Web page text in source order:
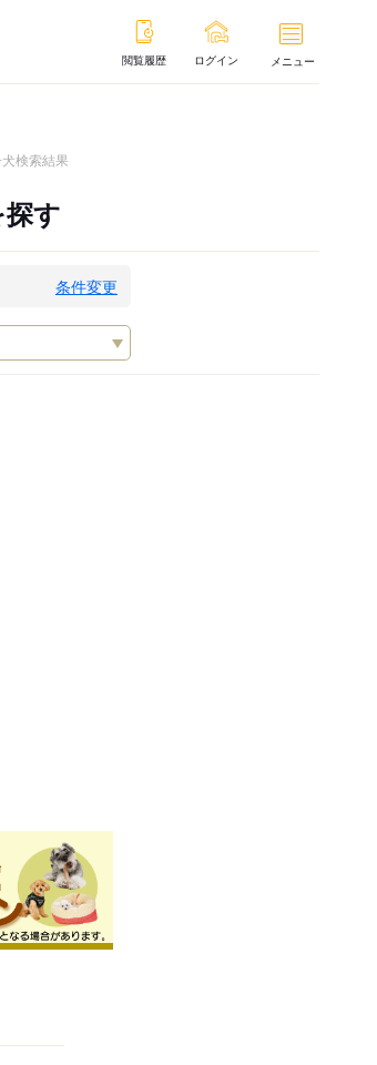
閲覧履歴 ログイン メニュー
検索結果
す
条件変更